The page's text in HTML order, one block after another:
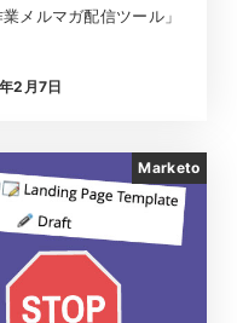
メルマガ配信ツール」
2月7日
Marketo